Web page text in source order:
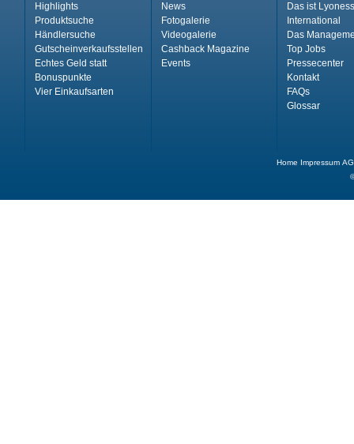
Highlights
Produktsuche
Händlersuche
Gutscheinverkaufsstellen
Echtes Geld statt
Bonuspunkte
Vier Einkaufsarten
News
Fotogalerie
Videogalerie
Cashback Magazine
Events
Das ist Lyoness
International
Das
Top Jobs
Pressecenter
Kontakt
FAQs
Glossar
Home Impressum